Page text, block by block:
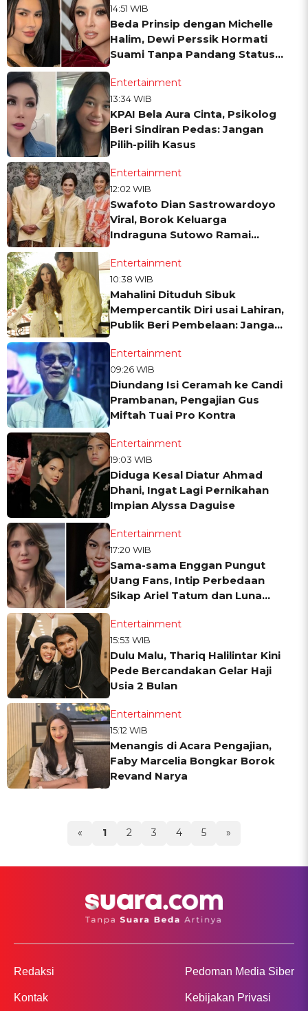
14:51 WIB
Beda Prinsip dengan Michelle
Halim, Dewi Perssik Hormati
Suami Tanpa Pandang Status
Entertainment
13:34 WIB
KPAI Bela Aura Cinta, Psikolog
Beri Sindiran Pedas: Jangan
Pilih-pilih Kasus
Entertainment
12:02 WIB
Swafoto Dian Sastrowardoyo
Viral, Borok Keluarga
Indraguna Sutowo Ramai
Entertainment
10:38 WIB
Mahalini Dituduh Sibuk
Mempercantik Diri usai Lahiran,
Publik Beri Pembelaan: Jangan
Entertainment
09:26 WIB
Diundang Isi Ceramah ke Candi
Prambanan, Pengajian Gus
Miftah Tuai Pro Kontra
Entertainment
19:03 WIB
Diduga Kesal Diatur Ahmad
Dhani, Ingat Lagi Pernikahan
Impian Alyssa Daguise
Entertainment
17:20 WIB
Sama-sama Enggan Pungut
Uang Fans, Intip Perbedaan
Sikap Ariel Tatum dan Luna
Entertainment
15:53 WIB
Dulu Malu, Thariq Halilintar Kini
Pede Bercandakan Gelar Haji
Usia 2 Bulan
Entertainment
15:12 WIB
Menangis di Acara Pengajian,
Faby Marcelia Bongkar Borok
Revand Narya
« 1 2 3 4 5 »
Redaksi
Kontak
Pedoman Media Siber
Kebijakan Privasi